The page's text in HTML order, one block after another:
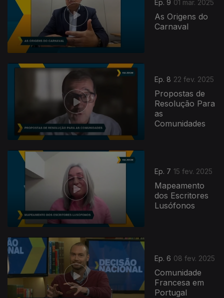
Ep. 9 01 mar. 2025
As Origens do
Carnaval
Ep. 8 22 fev. 2025
Propostas de
Resolução Para
as
Comunidades
Ep. 7 15 fev. 2025
Mapeamento
dos Escritores
Lusófonos
Ep. 6 08 fev. 2025
Comunidade
Francesa em
Portugal
826903